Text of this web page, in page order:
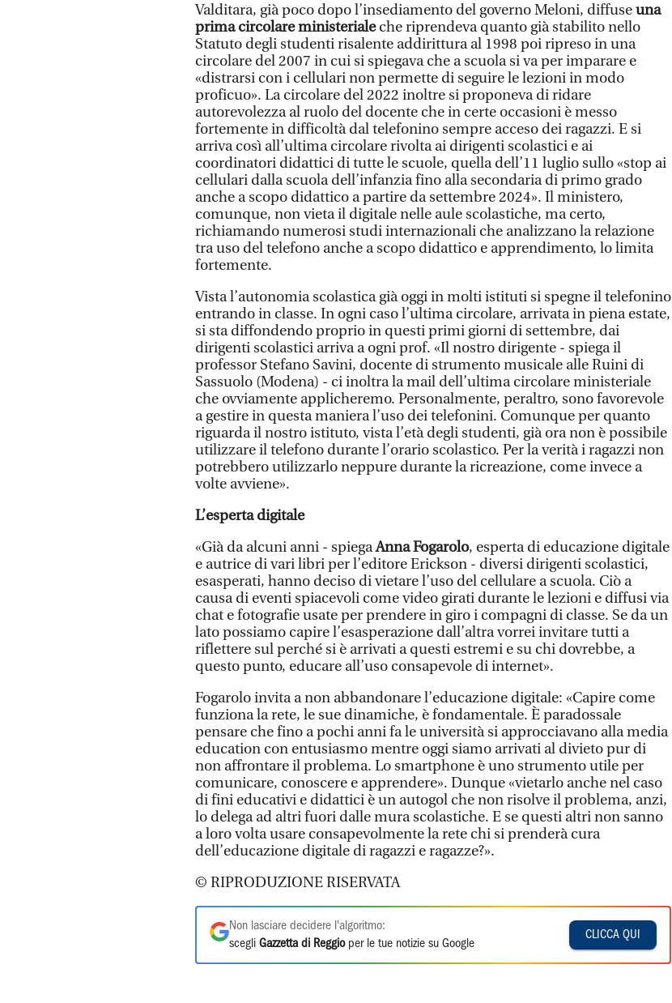
Valditara, già poco dopo l’insediamento del governo Meloni, diffuseuna
prima circolare ministerialeche riprendeva quanto già stabilito nello
Statuto degli studenti risalente addirittura al 1998 poi ripreso in una
circolare del 2007 in cui si spiegava che a scuola si va per imparare e
«distrarsi con i cellulari non permette di seguire le lezioni in modo
proficuo». La circolare del 2022 inoltre si proponeva di ridare
autorevolezza al ruolo del docente che in certe occasioni è messo
fortemente in difficoltà dal telefonino sempre acceso dei ragazzi. E si
arriva così all’ultima circolare rivolta ai dirigenti scolastici e ai
coordinatori didattici di tutte le scuole, quella dell’11 luglio sullo «stop ai
cellulari dalla scuola dell’infanzia fino alla secondaria di primo grado
anche a scopo didattico a partire da settembre 2024». Il ministero,
comunque, non vieta il digitale nelle aule scolastiche, ma certo,
richiamando numerosi studi internazionali che analizzano la relazione
tra uso del telefono anche a scopo didattico e apprendimento, lo limita
fortemente.
Vista l’autonomia scolastica già oggi in molti istituti si spegne il telefonino
entrando in classe. In ogni caso l’ultima circolare, arrivata in piena estate,
si sta diffondendo proprio in questi primi giorni di settembre, dai
dirigenti scolastici arriva a ogni prof. «Il nostro dirigente - spiega il
professor Stefano Savini, docente di strumento musicale alle Ruini di
Sassuolo (Modena) - ci inoltra la mail dell’ultima circolare ministeriale
che ovviamente applicheremo. Personalmente, peraltro, sono favorevole
a gestire in questa maniera l’uso dei telefonini. Comunque per quanto
riguarda il nostro istituto, vista l’età degli studenti, già ora non è possibile
utilizzare il telefono durante l’orario scolastico. Per la verità i ragazzi non
potrebbero utilizzarlo neppure durante la ricreazione, come invece a
volte avviene».
L’esperta digitale
«Già da alcuni anni - spiegaAnna Fogarolo, esperta di educazione digitale
e autrice di vari libri per l’editore Erickson - diversi dirigenti scolastici,
esasperati, hanno deciso di vietare l’uso del cellulare a scuola. Ciò a
causa di eventi spiacevoli come video girati durante le lezioni e diffusi via
chat e fotografie usate per prendere in giro i compagni di classe. Se da un
lato possiamo capire l’esasperazione dall’altra vorrei invitare tutti a
riflettere sul perché si è arrivati a questi estremi e su chi dovrebbe, a
questo punto, educare all’uso consapevole di internet».
Fogarolo invita a non abbandonare l’educazione digitale: «Capire come
funziona la rete, le sue dinamiche, è fondamentale. È paradossale
pensare che fino a pochi anni fa le università si approcciavano alla media
education con entusiasmo mentre oggi siamo arrivati al divieto pur di
non affrontare il problema. Lo smartphone è uno strumento utile per
comunicare, conoscere e apprendere». Dunque «vietarlo anche nel caso
di fini educativi e didattici è un autogol che non risolve il problema, anzi,
lo delega ad altri fuori dalle mura scolastiche. E se questi altri non sanno
a loro volta usare consapevolmente la rete chi si prenderà cura
dell’educazione digitale di ragazzi e ragazze?».
© RIPRODUZIONE RISERVATA
Non lasciare decidere l'algoritmo:
scegli Gazzetta di Reggioper le tue notizie su Google
CLICCA QUI